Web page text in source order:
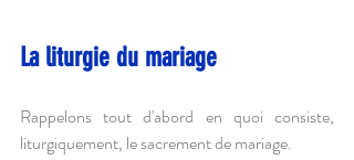
La liturgie du mariage
Rappelons tout d'abord en quoi consiste,
liturgiquement, le sacrement de mariage.